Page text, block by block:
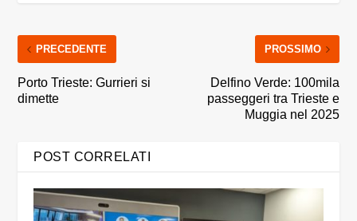
PRECEDENTE
Porto Trieste: Gurrieri si
dimette
PROSSIMO
Delfino Verde: 100mila
passeggeri tra Trieste e
Muggia nel 2025
POST CORRELATI